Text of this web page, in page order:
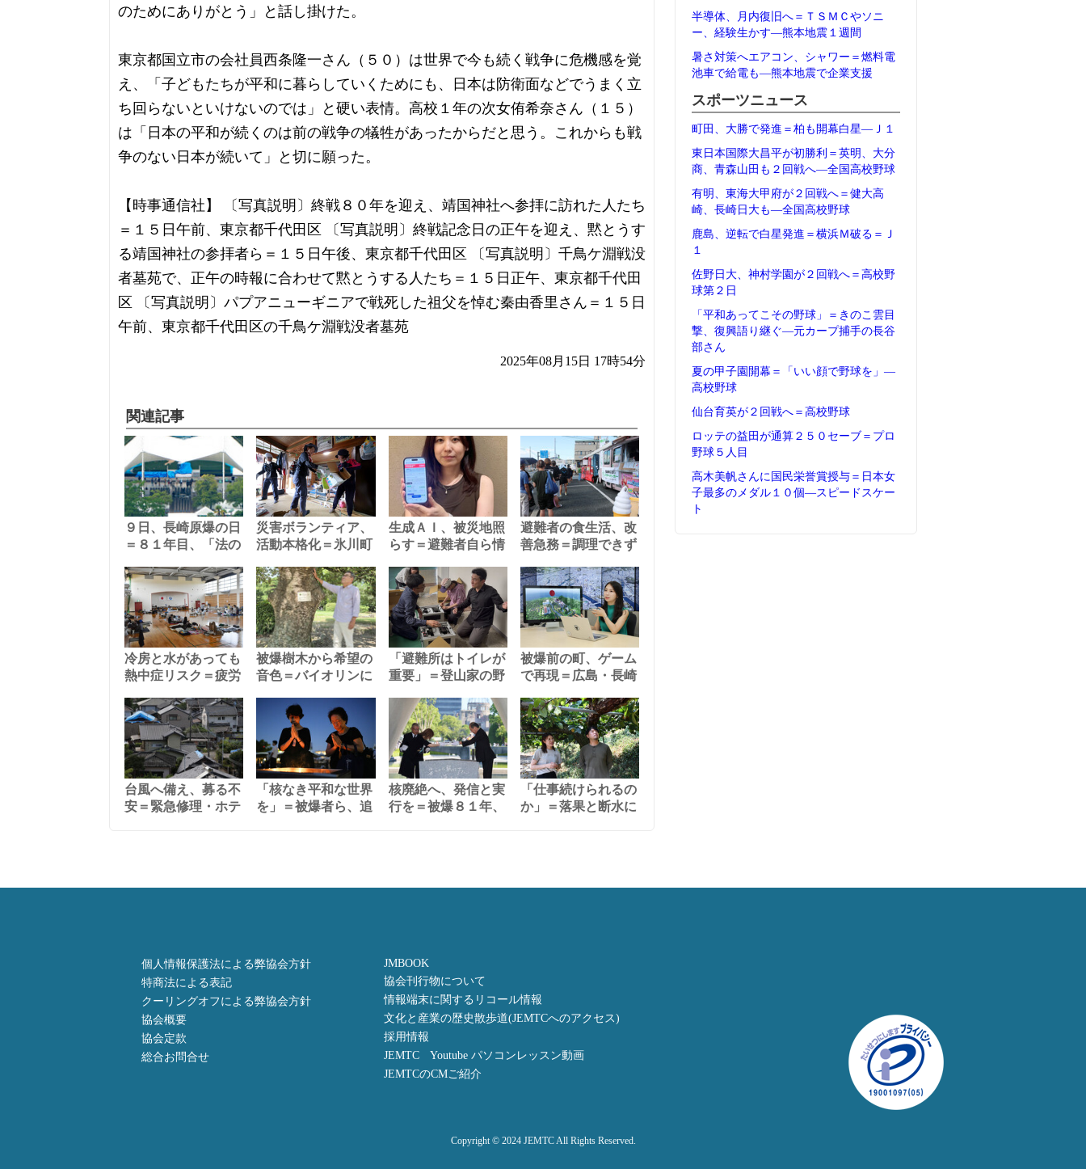
のためにありがとう」と話し掛けた。
東京都国立市の会社員西条隆一さん（５０）は世界で今も続く戦争に危機感を覚
え、「子どもたちが平和に暮らしていくためにも、日本は防衛面などでうまく立
ち回らないといけないのでは」と硬い表情。高校１年の次女侑希奈さん（１５）
は「日本の平和が続くのは前の戦争の犠牲があったからだと思う。これからも戦
争のない日本が続いて」と切に願った。
【時事通信社】 〔写真説明〕終戦８０年を迎え、靖国神社へ参拝に訪れた人たち
＝１５日午前、東京都千代田区 〔写真説明〕終戦記念日の正午を迎え、黙とうす
る靖国神社の参拝者ら＝１５日午後、東京都千代田区 〔写真説明〕千鳥ケ淵戦没
者墓苑で、正午の時報に合わせて黙とうする人たち＝１５日正午、東京都千代田
区 〔写真説明〕パプアニューギニアで戦死した祖父を悼む秦由香里さん＝１５日
午前、東京都千代田区の千鳥ケ淵戦没者墓苑
2025年08月15日 17時54分
関連記事
９日、長崎原爆の日
＝８１年目、「法の
災害ボランティア、
活動本格化＝氷川町
生成ＡＩ、被災地照
らす＝避難者自ら情
避難者の食生活、改
善急務＝調理できず
冷房と水があっても
熱中症リスク＝疲労
被爆樹木から希望の
音色＝バイオリンに
「避難所はトイレが
重要」＝登山家の野
被爆前の町、ゲーム
で再現＝広島・長崎
台風へ備え、募る不
安＝緊急修理・ホテ
「核なき平和な世界
を」＝被爆者ら、追
核廃絶へ、発信と実
行を＝被爆８１年、
「仕事続けられるの
か」＝落果と断水に
半導体、月内復旧へ＝ＴＳＭＣやソニ
ー、経験生かす―熊本地震１週間
暑さ対策へエアコン、シャワー＝燃料電
池車で給電も―熊本地震で企業支援
スポーツニュース
町田、大勝で発進＝柏も開幕白星―Ｊ１
東日本国際大昌平が初勝利＝英明、大分
商、青森山田も２回戦へ―全国高校野球
有明、東海大甲府が２回戦へ＝健大高
崎、長崎日大も―全国高校野球
鹿島、逆転で白星発進＝横浜Ｍ破る＝Ｊ
１
佐野日大、神村学園が２回戦へ＝高校野
球第２日
「平和あってこその野球」＝きのこ雲目
撃、復興語り継ぐ―元カープ捕手の長谷
部さん
夏の甲子園開幕＝「いい顔で野球を」―
高校野球
仙台育英が２回戦へ＝高校野球
ロッテの益田が通算２５０セーブ＝プロ
野球５人目
高木美帆さんに国民栄誉賞授与＝日本女
子最多のメダル１０個―スピードスケー
ト
個人情報保護法による弊協会方針
特商法による表記
クーリングオフによる弊協会方針
協会概要
協会定款
総合お問合せ
JMBOOK
協会刊行物について
情報端末に関するリコール情報
文化と産業の歴史散歩道(JEMTCへのアクセス)
採用情報
JEMTC Youtube パソコンレッスン動画
JEMTCのCMご紹介
Copyright © 2024 JEMTC All Rights Reserved.